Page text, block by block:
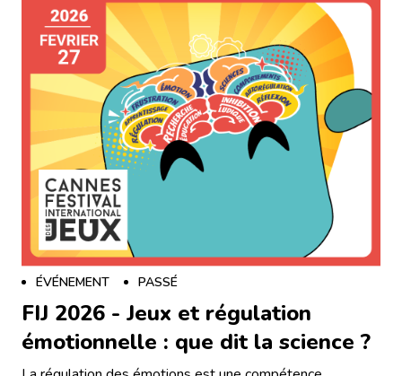
ÉVÉNEMENT PASSÉ
FIJ 2026 - Jeux et régulation
émotionnelle : que dit la science ?